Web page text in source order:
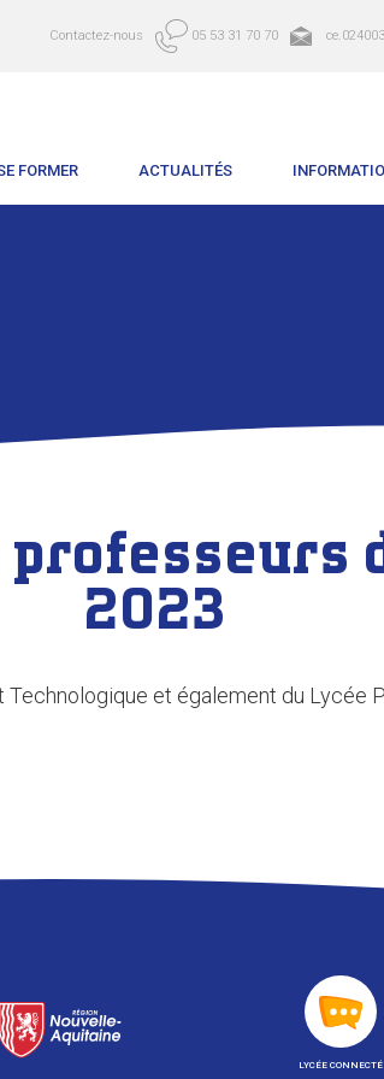
Contactez-nous 05 53 31 70 70
FORMER ACTUALITÉS
2023
et également du Lycée
LYCÉE CONNECTÉ